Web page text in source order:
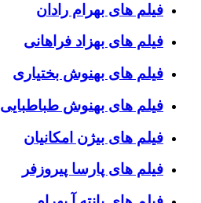
فیلم های بهرام رادان
فیلم های بهزاد فراهانی
فیلم های بهنوش بختیاری
فیلم های بهنوش طباطبایی
فیلم های بیژن امکانیان
فیلم های پارسا پیروزفر